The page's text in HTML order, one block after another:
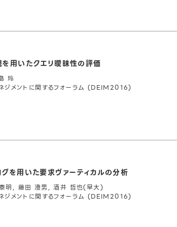
用いたクエリ曖昧性の評価
玲
ジメントに関するフォーラム (DEIM2016)
を用いた要求ヴァーティカルの分析
明, 藤田 澄男, 酒井 哲也(早大)
ジメントに関するフォーラム (DEIM2016)